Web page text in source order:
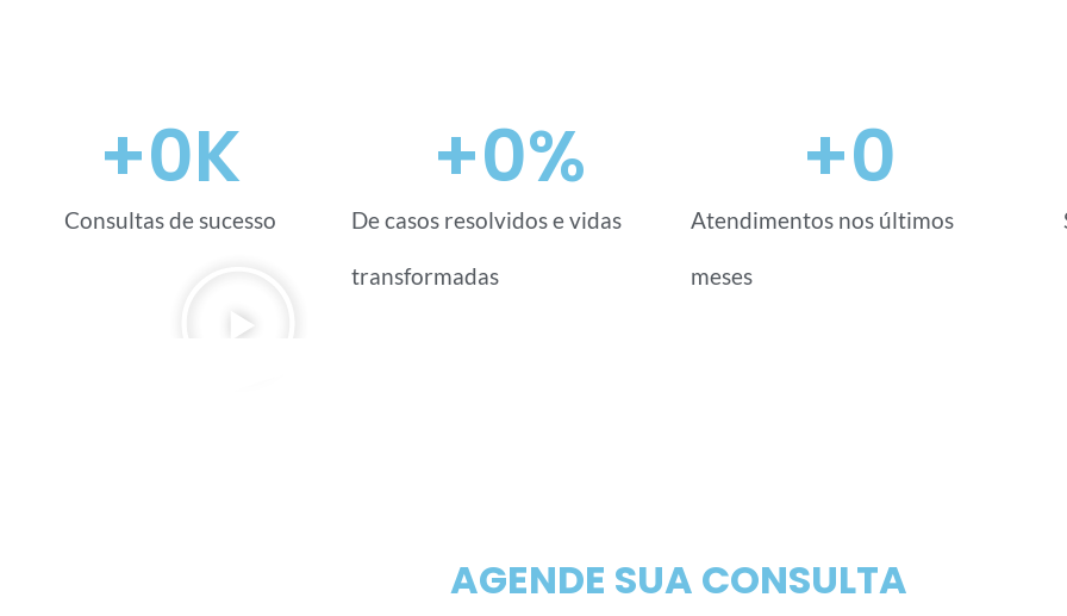
Consultas de sucesso
+0K
De casos resolvidos e vidas
transformadas
+0%
Atendimentos nos últimos
meses
+0
AGENDE SUA CONSULTA